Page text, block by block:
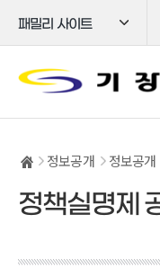
패밀리 사이트
정보공개 정보공개
정책실명제